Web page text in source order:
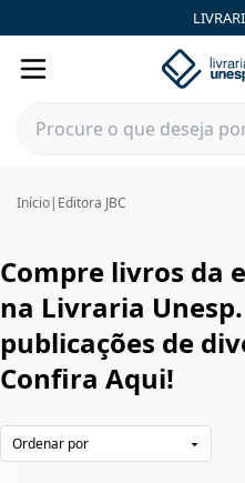
Início| Editora JBC
Compre livros da
na Livraria
publicações de
Confira Aqui!
Editora JBC|Livraria Unesp |